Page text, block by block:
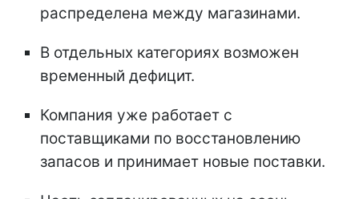
распределена между магазинами.
В отдельных категориях возможен
временный дефицит.
Компания уже работает с
поставщиками по восстановлению
запасов и принимает новые поставки.